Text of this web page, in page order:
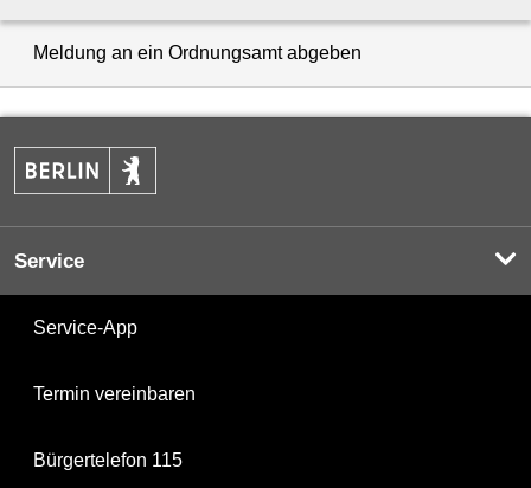
Meldung an ein Ordnungsamt abgeben
Service
Service-App
Termin vereinbaren
Bürgertelefon 115